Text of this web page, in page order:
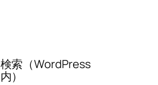
検索（WordPress
内）